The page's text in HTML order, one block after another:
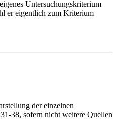
Untersuchungskriterium
er eigentlich zum Kriterium
der einzelnen
38, sofern nicht weitere Quellen